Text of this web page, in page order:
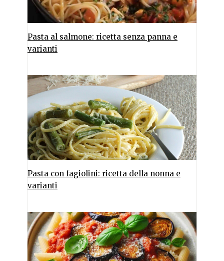
Pasta al salmone: ricetta senza panna e
varianti
Pasta con fagiolini: ricetta della nonna e
varianti